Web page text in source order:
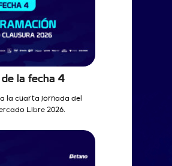
de la fecha 4
la cuarta jornada del
Libre 2026.